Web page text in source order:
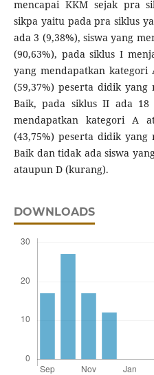
mencapai KKM sejak pra
sikpa yaitu pada pra siklus
ada 3 (9,38%), siswa yang
(90,63%), pada siklus I
yang mendapatkan
(59,37%) peserta didik
Baik, pada siklus II ada 18
mendapatkan kategori A
(43,75%) peserta didik
Baik dan tidak ada siswa
ataupun D (kurang).
DOWNLOADS